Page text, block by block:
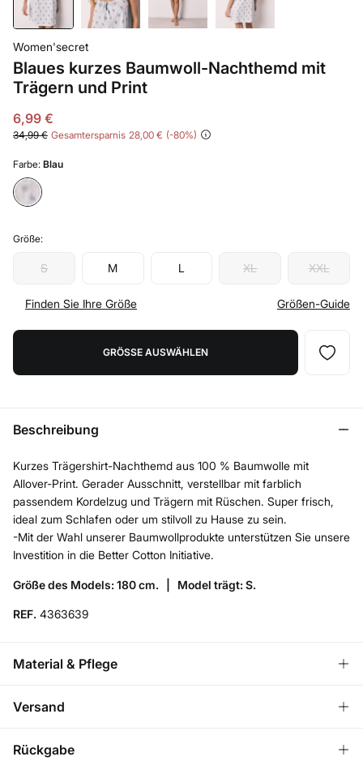
Women'secret
Blaues kurzes Baumwoll-Nachthemd mit
Trägern und Print
6,99 €
34,99 € Gesamtersparnis 28,00 € 80
Farbe: Blau
Größe:
S M L XL XXL
Finden Sie Ihre Größe Größen-Guide
GRÖSSE AUSWÄHLEN
Beschreibung
Kurzes Trägershirt-Nachthemd aus 100 % Baumwolle mit
Allover-Print. Gerader Ausschnitt, verstellbar mit farblich
passendem Kordelzug und Trägern mit Rüschen. Super frisch,
ideal zum Schlafen oder um stilvoll zu Hause zu sein.
-Mit der Wahl unserer Baumwollprodukte unterstützen Sie unsere
Investition in die Better Cotton Initiative.
Größe des Models: 180 cm. | Model trägt: S.
REF. 4363639
Material & Pflege
Material
Pflege
Versand
VERSAND ZU DIR NACH
Rückgabe